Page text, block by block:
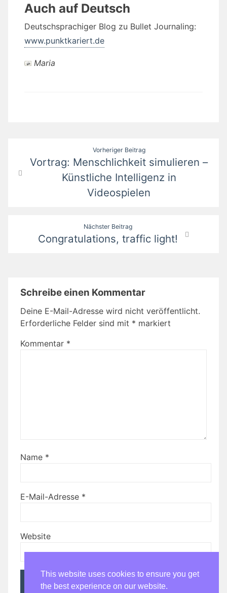
Auch auf Deutsch
Deutschsprachiger Blog zu Bullet Journaling:
www.punktkariert.de
Maria
Beitragsnavigation
Vorheriger Beitrag
Vortrag: Menschlichkeit simulieren –
Künstliche Intelligenz in
Videospielen
Nächster Beitrag
Congratulations, traffic light!
Schreibe einen Kommentar
Deine E-Mail-Adresse wird nicht veröffentlicht.
Erforderliche Felder sind mit * markiert
Kommentar *
Name *
E-Mail-Adresse *
Website
This website uses cookies to ensure you get
the best experience on our website.